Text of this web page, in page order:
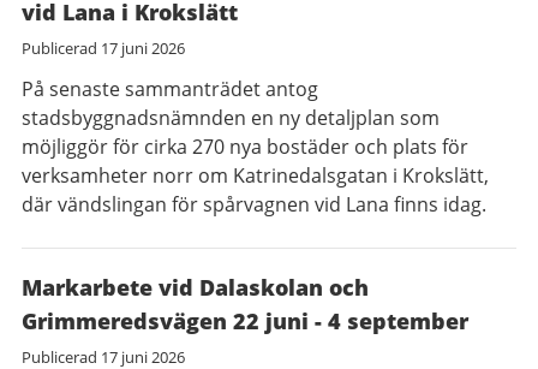
vid Lana i Krokslätt
Publicerad 17 juni 2026
På senaste sammanträdet antog
stadsbyggnadsnämnden en ny detaljplan som
möjliggör för cirka 270 nya bostäder och plats för
verksamheter norr om Katrinedalsgatan i Krokslätt,
där vändslingan för spårvagnen vid Lana finns idag.
Markarbete vid Dalaskolan och
Grimmeredsvägen 22 juni - 4 september
Publicerad 17 juni 2026